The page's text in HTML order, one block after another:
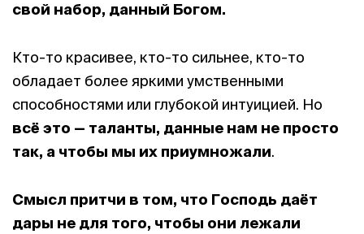
свой набор, данный Богом.
Кто-то красивее, кто-то сильнее, кто-то
обладает более яркими умственными
способностями или глубокой интуицией. Но
всё это — таланты, данные нам не просто
так, а чтобы мы их приумножали.
Смысл притчи в том, что Господь даёт
дары не для того, чтобы они лежали